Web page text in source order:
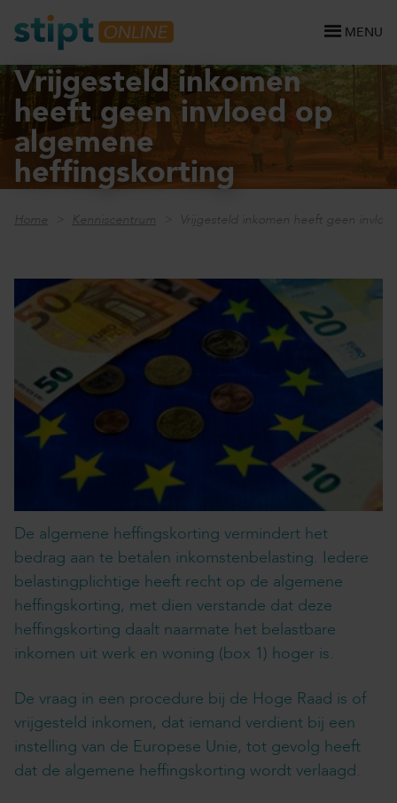
MENU
Vrijgesteld inkomen
heeft geen invloed op
algemene
heffingskorting
Home Kenniscentrum Vrijgesteld inkomen heeft geen
De algemene heffingskorting vermindert het
bedrag aan te betalen inkomstenbelasting. Iedere
belastingplichtige heeft recht op de algemene
heffingskorting, met dien verstande dat deze
heffingskorting daalt naarmate het belastbare
inkomen uit werk en woning (box 1) hoger is.
De vraag in een procedure bij de Hoge Raad is of
vrijgesteld inkomen, dat iemand verdient bij een
instelling van de Europese Unie, tot gevolg heeft
dat de algemene heffingskorting wordt verlaagd.